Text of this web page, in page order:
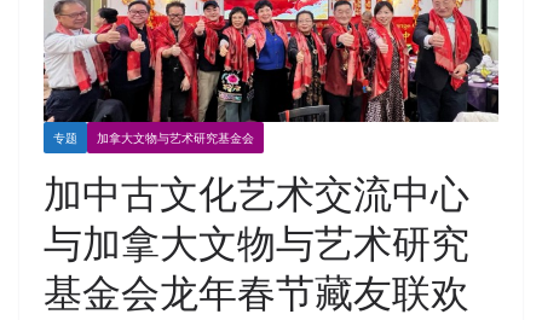
专题 加拿大文物与艺术研究基金会
加中古文化艺术交流中心
与加拿大文物与艺术研究
基金会龙年春节藏友联欢